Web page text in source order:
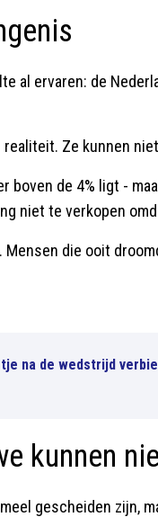
al ervaren: de
Ze kunnen
boven de 4% ligt -
niet te verkopen
die ooit
na de wedstrijd
kunnen
gescheiden zijn,